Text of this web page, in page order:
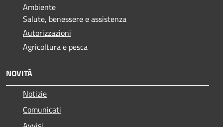
Ambiente
Salute, benessere e assistenza
Autorizzazioni
Agricoltura e pesca
NOVITÀ
Notizie
Comunicati